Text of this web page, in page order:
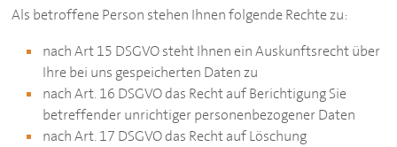
Als betroffene Person stehen Ihnen folgende Rechte zu:
nach Art 15 DSGVO steht Ihnen ein Auskunftsrecht über
Ihre bei uns gespeicherten Daten zu
nach Art. 16 DSGVO das Recht auf Berichtigung Sie
betreffender unrichtiger personenbezogener Daten
nach Art. 17 DSGVO das Recht auf Löschung